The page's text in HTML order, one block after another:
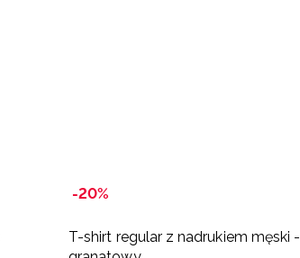
-20%
T-shirt regular z nadrukiem męski -